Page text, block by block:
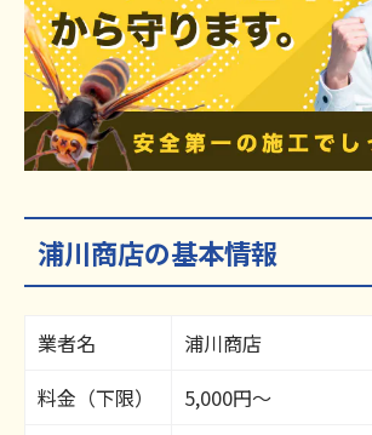
浦川商店の基本情報
業者名
浦川商店
料金（下限）
5,000円～